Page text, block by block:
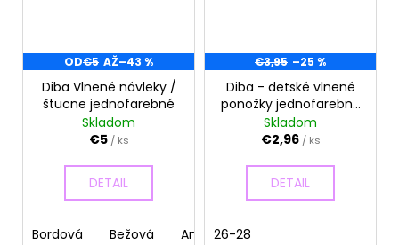
OD€5 AŽ–43 %
Diba Vlnené návleky /
štucne jednofarebné
Skladom
€5 / ks
DETAIL
Bordová Bežová Antracit
€3,95 –25 %
Diba - detské vlnené
ponožky jednofarebné
- veľkosť 26-28, EU 5
Skladom
€2,96 / ks
DETAIL
26-28